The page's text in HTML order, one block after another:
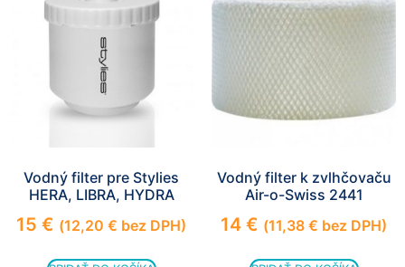
Vodný filter pre Stylies
HERA, LIBRA, HYDRA
15 € (12,20 € bez DPH)
Vodný filter k zvlhčovaču
Air-o-Swiss 2441
14 € (11,38 € bez DPH)